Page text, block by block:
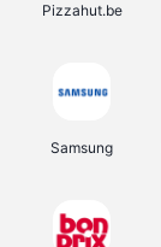
Pizzahut.be
Samsung